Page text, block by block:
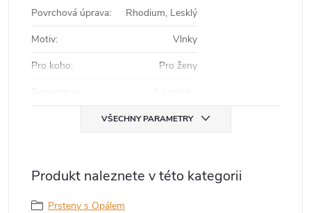
Povrchová úprava:
Rhodium, Lesklý
Motiv:
Vlnky
Pro koho:
Pro ženy
VŠECHNY PARAMETRY
Produkt naleznete v této kategorii
Prsteny s Opálem